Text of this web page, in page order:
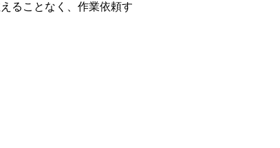
ることなく、作業依頼す